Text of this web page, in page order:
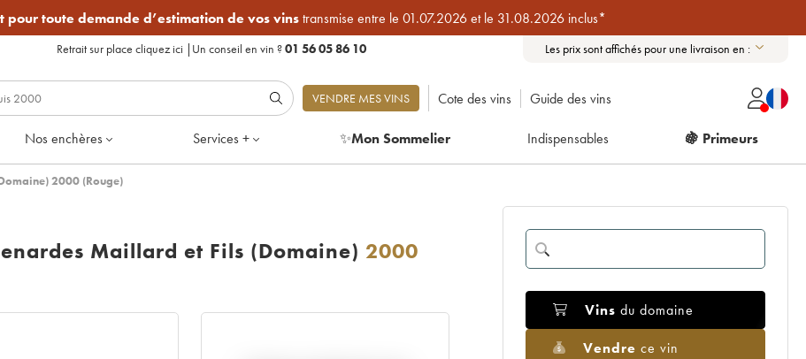
pour toute demande d’estimation de vos vinstransmise entre le 01.07.2026 et le 31.08.2026 inclus*
Retrait sur place cliquez ici | Un conseil en vin ?01 56 05 86 10 Les prix sont affichés pour une livraison en :
VENDRE MES VINS Cote des vins Guide des vins
Nos enchères Services + ✨Mon Sommelier Indispensables 🍇 Primeurs
2000 (Rouge)
Maillard et Fils (Domaine) 2000
Vins du domaine
Vendre ce vin